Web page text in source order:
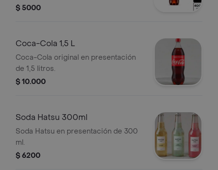
$ 5000
Coca-Cola 1,5 L
Coca-Cola original en presentación
de 1,5 litros.
$ 10.000
Soda Hatsu 300ml
Soda Hatsu en presentación de 300
ml.
$ 6200